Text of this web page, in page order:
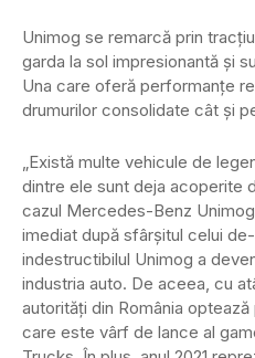
Unimog se remarcă prin
garda la sol impresionantă și
Una care oferă performanțe
drumurilor consolidate cât și
„Există multe vehicule de
dintre ele sunt deja acoperite
cazul Mercedes-Benz
imediat după sfârșitul celui
indestructibilul Unimog a
industria auto. De aceea, cu
autorități din România
care este vârf de lance al